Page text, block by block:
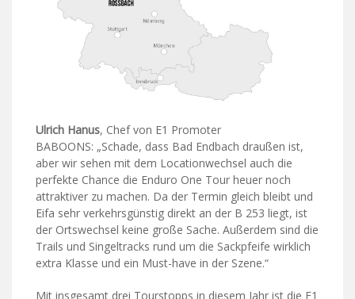
Ulrich Hanus, Chef von E1 Promoter
BABOONS: „Schade, dass Bad Endbach draußen ist,
aber wir sehen mit dem Locationwechsel auch die
perfekte Chance die Enduro One Tour heuer noch
attraktiver zu machen. Da der Termin gleich bleibt und
Eifa sehr verkehrsgünstig direkt an der B 253 liegt, ist
der Ortswechsel keine große Sache. Außerdem sind die
Trails und Singeltracks rund um die Sackpfeife wirklich
extra Klasse und ein Must-have in der Szene.“
Mit insgesamt drei Tourstopps in diesem Jahr ist die E1